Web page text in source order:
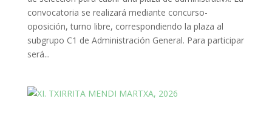
convocatoria se realizará mediante concurso-
oposición, turno libre, correspondiendo la plaza al
subgrupo C1 de Administración General. Para participar
será...